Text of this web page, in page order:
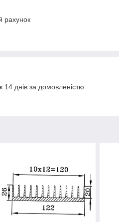
рахунок
днів за домовленістю